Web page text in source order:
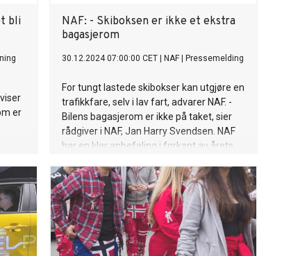
bli
er
NAF: - Skiboksen er ikke et ekstra
bagasjerom
30.12.2024 07:00:00 CET NAF Pressemelding
For tungt lastede skibokser kan utgjøre en
trafikkfare, selv i lav fart, advarer NAF. -
Bilens bagasjerom er ikke på taket, sier
rådgiver i NAF, Jan Harry Svendsen. NAF
har en klar anbefaling i forkant av årets